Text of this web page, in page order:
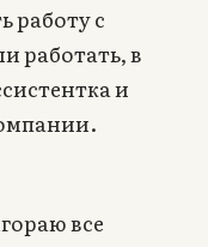
работу с
работать, в
и
все